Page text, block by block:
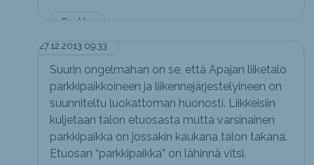
Punkku
27.12.2013 09:33
Suurin ongelmahan on se, että Apajan liiketalo
parkkipaikkoineen ja liikennejärjestelyineen on
suunniteltu luokattoman huonosti. Liikkeisiin
kuljetaan talon etuosasta mutta varsinainen
parkkipaikka on jossakin kaukana talon takana.
Etuosan “parkkipaikka” on lähinnä vitsi.